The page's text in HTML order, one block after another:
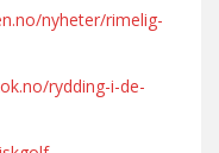
nyheter/rimelig-
rydding-i-de-